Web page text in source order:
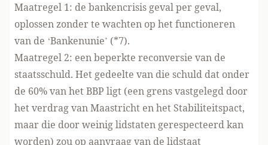
Maatregel 1: de bankencrisis geval per geval,
oplossen zonder te wachten op het functioneren
van de ‘Bankenunie’ (*7).
Maatregel 2: een beperkte reconversie van de
staatsschuld. Het gedeelte van die schuld dat onder
de 60% van het BBP ligt (een grens vastgelegd door
het verdrag van Maastricht en het Stabiliteitspact,
maar die door weinig lidstaten gerespecteerd kan
worden) zou op aanvraag van de lidstaat